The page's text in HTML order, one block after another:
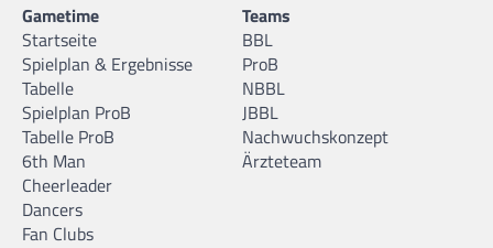
Gametime
Startseite
Spielplan & Ergebnisse
Tabelle
Spielplan ProB
Tabelle ProB
6th Man
Cheerleader
Dancers
Fan Clubs
Teams
BBL
ProB
NBBL
JBBL
Nachwuchskonzept
Ärzteteam